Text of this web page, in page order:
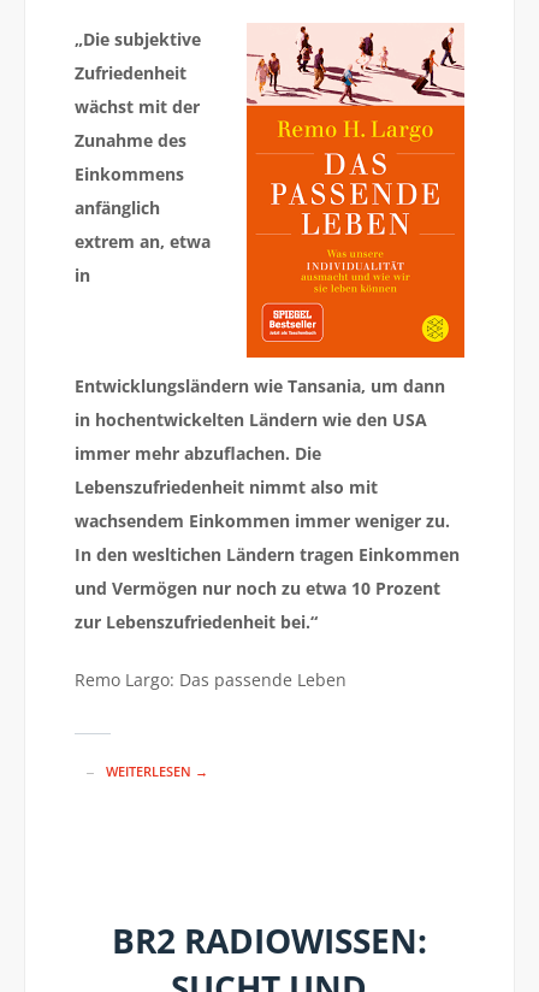
„Die subjektive
Zufriedenheit
wächst mit der
Zunahme des
Einkommens
anfänglich
extrem an, etwa
in
Entwicklungsländern wie Tansania, um dann
in hochentwickelten Ländern wie den USA
immer mehr abzuflachen. Die
Lebenszufriedenheit nimmt also mit
wachsendem Einkommen immer weniger zu.
In den wesltichen Ländern tragen Einkommen
und Vermögen nur noch zu etwa 10 Prozent
zur Lebenszufriedenheit bei.“
Remo Largo: Das passende Leben
WEITERLESEN →
BR2 RADIOWISSEN: